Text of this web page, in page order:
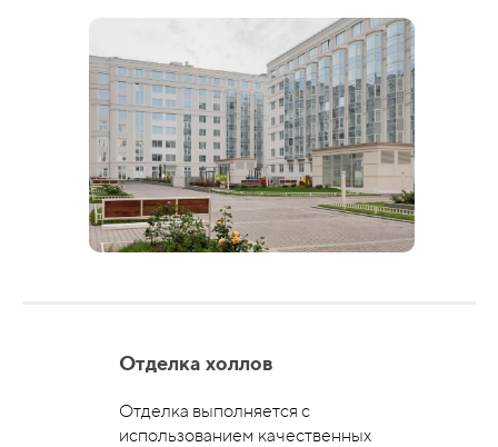
Отделка холлов
Отделка выполняется с
использованием качественных